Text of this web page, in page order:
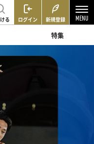
る ログイン 新規登録
特集